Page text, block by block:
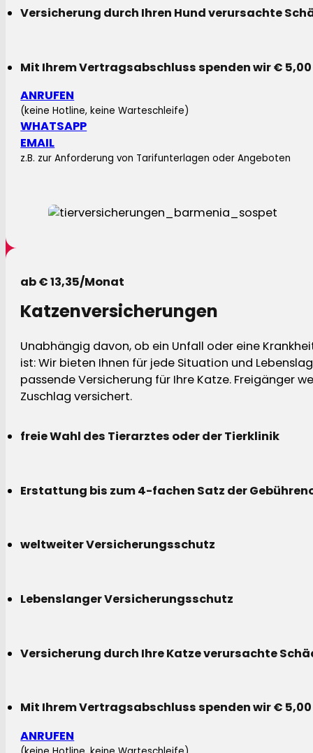
Versicherung durch Ihren Hund verursachte
Mit Ihrem Vertragsabschluss spenden wir €
ANRUFEN
(keine Hotline, keine Warteschleife)
WHATSAPP
EMAIL
z.B. zur Anforderung von Tarifunterlagen oder Angeboten
ab € 13,35/Monat
Katzenversicherungen
Unabhängig davon, ob ein Unfall oder eine
ist: Wir bieten Ihnen für jede Situation und
passende Versicherung für Ihre Katze. Freigänger
Zuschlag versichert.
freie Wahl des Tierarztes oder der Tierklinik
Erstattung bis zum 4-fachen Satz der
weltweiter Versicherungsschutz
Lebenslanger Versicherungsschutz
Versicherung durch Ihre Katze verursachte
Mit Ihrem Vertragsabschluss spenden wir €
ANRUFEN